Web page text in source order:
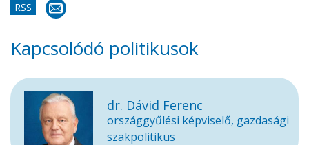
RSS
Kapcsolódó politikusok
dr. Dávid Ferenc
országgyűlési képviselő, gazdasági
szakpolitikus